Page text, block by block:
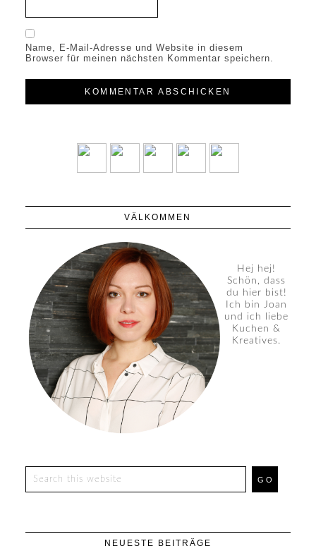
Name, E-Mail-Adresse und Website in diesem
Browser für meinen nächsten Kommentar speichern.
VÄLKOMMEN
Hej hej!
Schön, dass
du hier bist!
Ich bin Joan
und ich liebe
Kuchen &
Kreatives.
NEUESTE BEITRÄGE